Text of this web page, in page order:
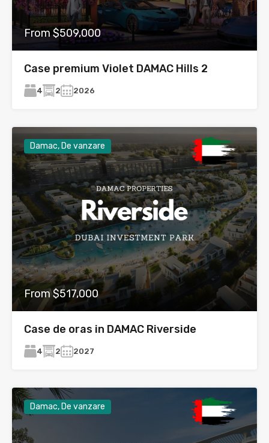
From $509,000
Case premium Violet DAMAC Hills 2
4 2 2026
Damac, De vanzare
From $517,000
Case de oras in DAMAC Riverside
4 2 2027
Damac, De vanzare